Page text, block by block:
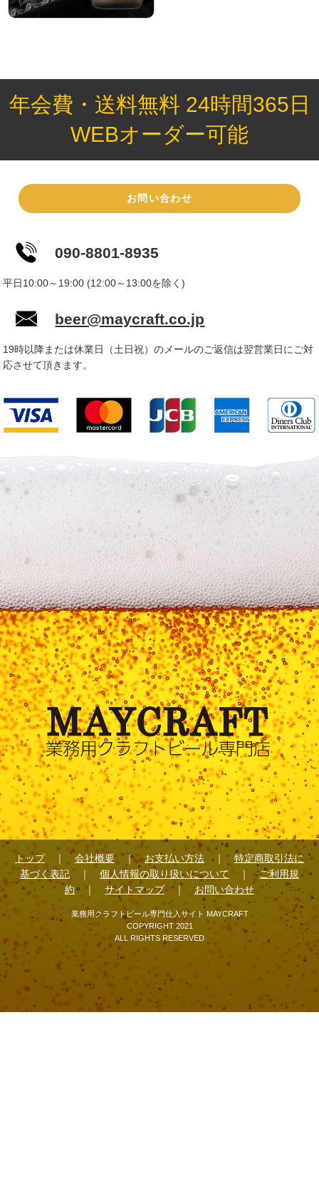
年会費・送料無料 24時間365日
WEBオーダー可能
お問い合わせ
090-8801-8935
平日10:00～19:00 (12:00～13:00を除く)
beer@maycraft.co.jp
19時以降または休業日（土日祝）のメールのご返信は翌営業日にご対
応させて頂きます。
トップ｜ 会社概要 ｜お支払い方法 ｜ 特定商取引法に
基づく表記 ｜ 個人情報の取り扱いについて ｜ご利用規
約｜ サイトマップ｜お問い合わせ
業務用クラフトビール専門仕入サイト MAYCRAFT
COPYRIGHT 2021
ALL RIGHTS RESERVED